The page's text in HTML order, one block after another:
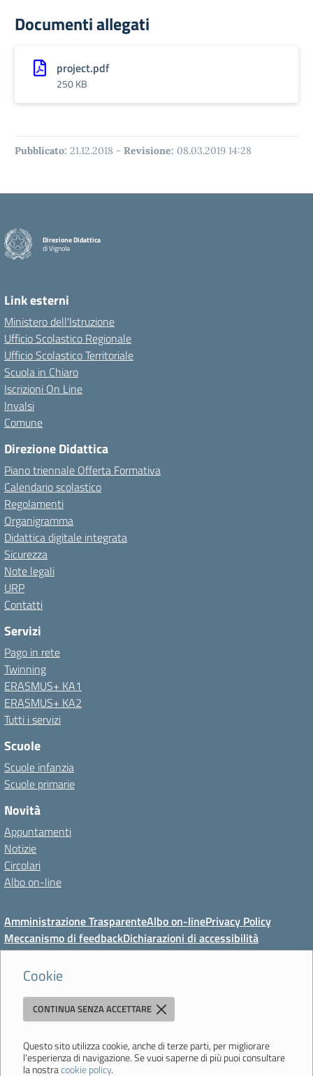
Cookie
CONTINUA SENZA ACCETTARE
Questo sito utilizza cookie, anche di terze parti, per migliorare
l'esperienza di navigazione. Se vuoi saperne di più puoi consultare
la nostracookie policy.
Documenti allegati
project.pdf
250 KB
Pubblicato: 21.12.2018 - Revisione: 08.03.2019 14:28
Direzione Didattica
di Vignola
Link esterni
Ministero dell'Istruzione
Ufficio Scolastico Regionale
Ufficio Scolastico Territoriale
Scuola in Chiaro
Iscrizioni On Line
Invalsi
Comune
Direzione Didattica
Piano triennale Offerta Formativa
Calendario scolastico
Regolamenti
Organigramma
Didattica digitale integrata
Sicurezza
Note legali
URP
Contatti
Servizi
Pago in rete
Twinning
ERASMUS+ KA1
ERASMUS+ KA2
Tutti i servizi
Scuole
Scuole infanzia
Scuole primarie
Novità
Appuntamenti
Notizie
Circolari
Albo on-line
Amministrazione TrasparenteAlbo on-linePrivacy Policy
Meccanismo di feedbackDichiarazioni di accessibilità
Preferenze cookie
Direzione Didattica di Vignola
"Tutti diversamente uguali, tutti ugualmente diversi"
Viale Mazzini, 18 - 41058 Vignola (MO) - Tel. 059 771117 - Fax 059
771113 - Email:moee06000a@istruzione.it- PEC: